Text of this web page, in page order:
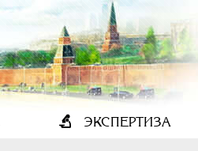
ЭКСПЕРТИЗА